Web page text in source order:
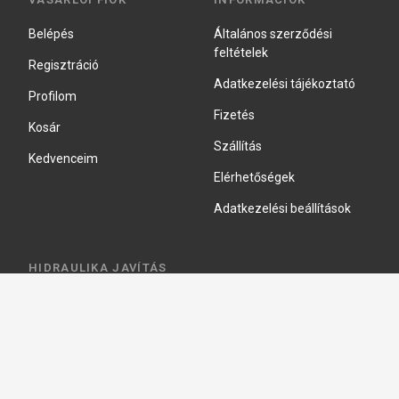
Belépés
Regisztráció
Profilom
Kosár
Kedvenceim
Általános szerződési
feltételek
Adatkezelési tájékoztató
Fizetés
Szállítás
Elérhetőségek
Adatkezelési beállítások
HIDRAULIKA JAVÍTÁS